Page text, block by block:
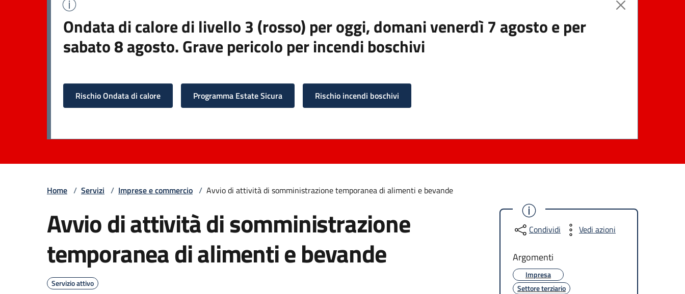
Ondata di calore di livello 3 (rosso) per oggi, domani venerdì 7 agosto e per
sabato 8 agosto. Grave pericolo per incendi boschivi
Rischio Ondata di calore Programma Estate Sicura Rischio incendi boschivi
Home / Servizi / Imprese e commercio / Avvio di attività di somministrazione temporanea di alimenti e bevande
Avvio di attività di somministrazione
temporanea di alimenti e bevande
Servizio attivo
Condividi Vedi azioni
Argomenti
Impresa
Settore terziario